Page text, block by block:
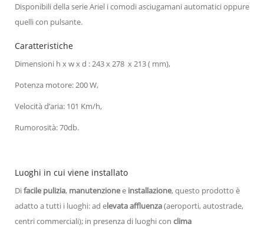
Disponibili della serie Ariel i comodi asciugamani automatici oppure
quelli con pulsante.
Caratteristiche
Dimensioni h x w x d : 243 x 278 x 213 ( mm),
Potenza motore: 200 W,
Velocità d’aria: 101 Km/h,
Rumorosità: 70db.
Luoghi in cui viene installato
Difacile pulizia, manutenzionee installazione, questo prodotto è
adatto a tutti i luoghi: ad elevata affluenza(aeroporti, autostrade,
centri commerciali); in presenza di luoghi con clima